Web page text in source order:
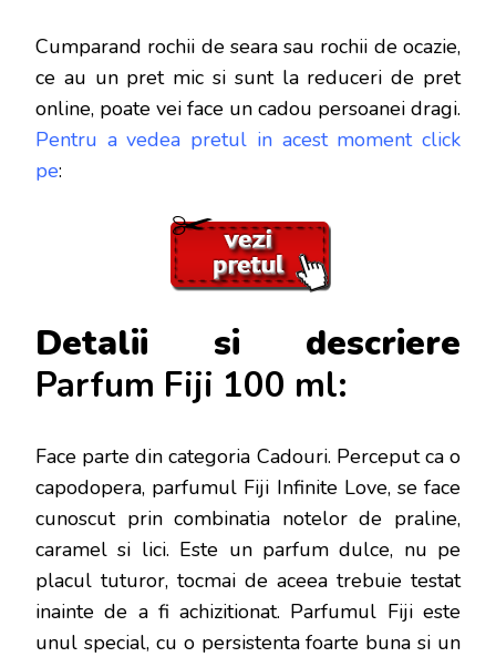
Cumparand rochii de seara sau rochii de ocazie,
ce au un pret mic si sunt la reduceri de pret
online, poate vei face un cadou persoanei dragi.
Pentru a vedea pretul in acest moment click
pe:
Detalii si descriere
Parfum Fiji 100 ml:
Face parte din categoria Cadouri. Perceput ca o
capodopera, parfumul Fiji Infinite Love, se face
cunoscut prin combinatia notelor de praline,
caramel si lici. Este un parfum dulce, nu pe
placul tuturor, tocmai de aceea trebuie testat
inainte de a fi achizitionat. Parfumul Fiji este
unul special, cu o persistenta foarte buna si un